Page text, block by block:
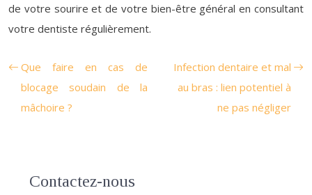
de votre sourire et de votre bien-être général en consultant
votre dentiste régulièrement.
Que faire en cas de
blocage soudain de la
mâchoire ?
Infection dentaire et mal
au bras : lien potentiel à
ne pas négliger
Contactez-nous